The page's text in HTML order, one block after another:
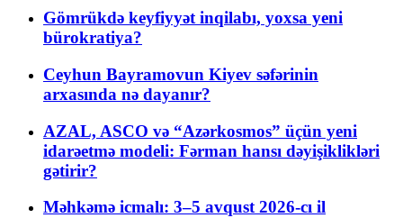
Gömrükdə keyfiyyət inqilabı, yoxsa yeni
bürokratiya?
Ceyhun Bayramovun Kiyev səfərinin
arxasında nə dayanır?
AZAL, ASCO və “Azərkosmos” üçün yeni
idarəetmə modeli: Fərman hansı dəyişiklikləri
gətirir?
Məhkəmə icmalı: 3–5 avqust 2026-cı il